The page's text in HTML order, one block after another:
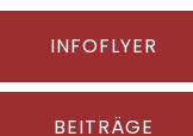
INFOFLYER
BEITRÄGE